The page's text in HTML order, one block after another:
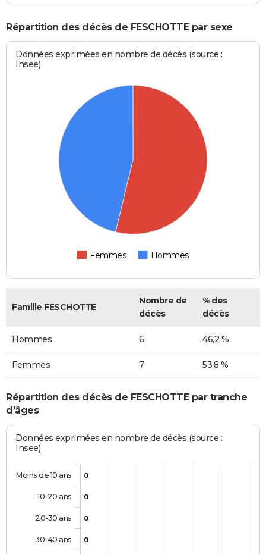
Répartition des décès de FESCHOTTE par sexe
Données exprimées en nombre de décès (source :
Insee)
Femmes Hommes
Famille FESCHOTTE
Nombre de
décès
% des
décès
Hommes 6 46,2 %
Femmes 7 53,8 %
Répartition des décès de FESCHOTTE par tranche
d'âges
Données exprimées en nombre de décès (source :
Insee)
0
0
0
0
Moins de 10 ans
10-20 ans
20-30 ans
30-40 ans